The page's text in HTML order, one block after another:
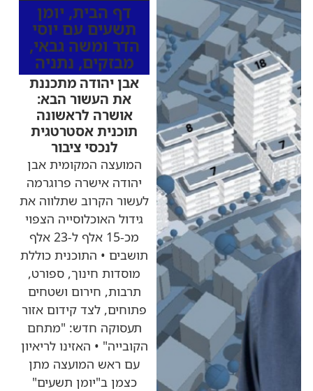
דף הבית, יומן
תשעים עם יוסי
הדר ומשה גבאי,
מבזקים, נתניה
אבן יהודה מתכננת
את העשור הבא:
אושרה לראשונה
תוכנית אסטרטגית
לנכסי ציבור
המועצה המקומית אבן
יהודה אישרה פרוגרמה
לעשור הקרוב שתלווה את
גידול האוכלוסייה הצפוי
מכ-15 אלף ל-23 אלף
תושבים • התוכנית כוללת
מוסדות חינוך, ספורט,
תרבות, חירום ושטחים
פתוחים, לצד קידום אזור
תעסוקה חדש: "מתחם
הקובייה" • האזינו לריאיון
עם ראש המועצה מתן
כצמן ב"יומן תשעים"